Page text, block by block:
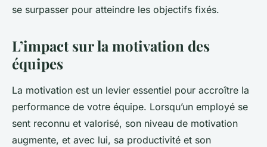
se surpasser pour atteindre les objectifs fixés.
L’impact sur la motivation des
équipes
La motivation est un levier essentiel pour accroître la
performance de votre équipe. Lorsqu’un employé se
sent reconnu et valorisé, son niveau de motivation
augmente, et avec lui, sa productivité et son